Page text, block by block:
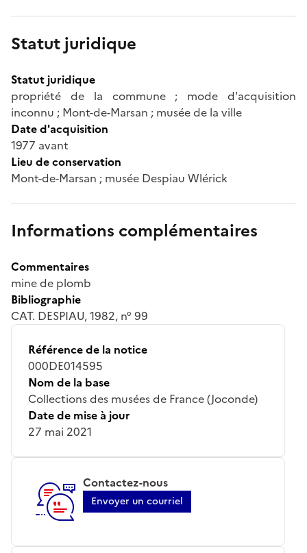
Statut juridique
Statut juridique
propriété de la commune ; mode d'acquisition
inconnu ; Mont-de-Marsan ; musée de la ville
Date d'acquisition
1977 avant
Lieu de conservation
Mont-de-Marsan ; musée Despiau Wlérick
Informations complémentaires
Commentaires
mine de plomb
Bibliographie
CAT. DESPIAU, 1982, n° 99
Référence de la notice
000DE014595
Nom de la base
Collections des musées de France (Joconde)
Date de mise à jour
27 mai 2021
Contactez-nous
Envoyer un courriel